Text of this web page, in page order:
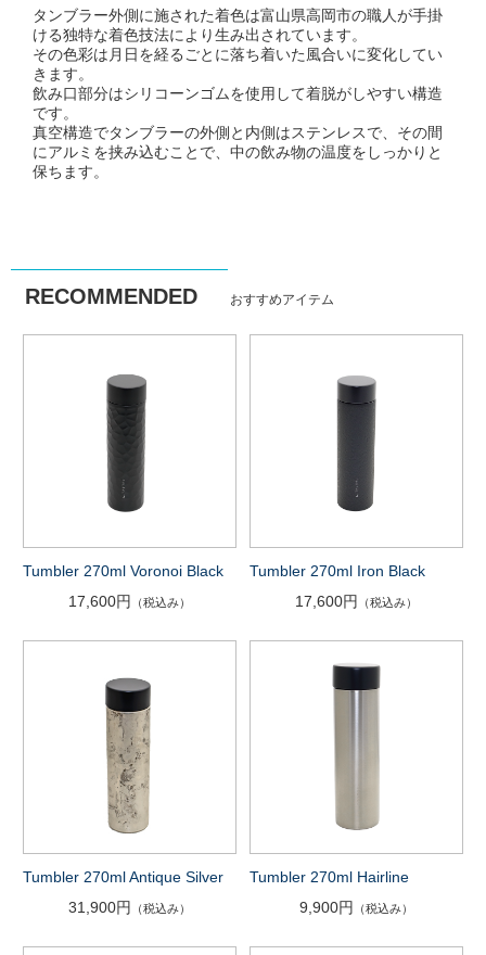
タンブラー外側に施された着色は富山県高岡市の職人が手掛
ける独特な着色技法により生み出されています。
その色彩は月日を経るごとに落ち着いた風合いに変化してい
きます。
飲み口部分はシリコーンゴムを使用して着脱がしやすい構造
です。
真空構造でタンブラーの外側と内側はステンレスで、その間
にアルミを挟み込むことで、中の飲み物の温度をしっかりと
保ちます。
RECOMMENDED おすすめアイテム
Tumbler 270ml Voronoi Black
17,600円
（税込み）
Tumbler 270ml Iron Black
17,600円
（税込み）
Tumbler 270ml Antique Silver
31,900円
（税込み）
Tumbler 270ml Hairline
9,900円
（税込み）